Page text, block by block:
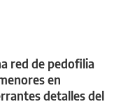
red de pedofilia
en
detalles del